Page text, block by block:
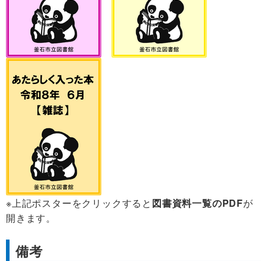
※上記ポスターをクリックすると 図書資料一覧のPDFが
開きます。
備考